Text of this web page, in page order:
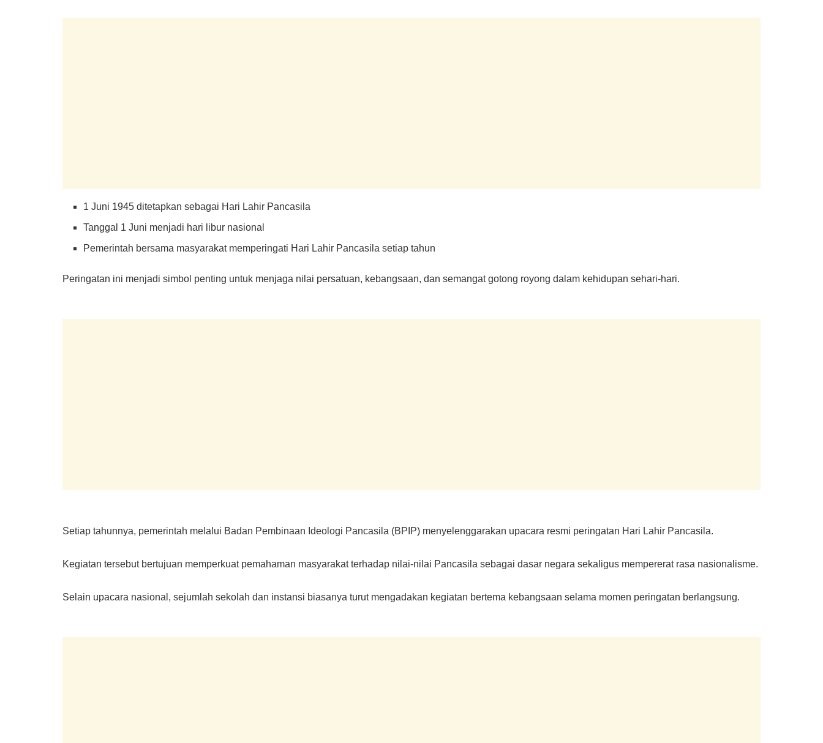
1 Juni 1945 ditetapkan sebagai Hari Lahir Pancasila
Tanggal 1 Juni menjadi hari libur nasional
Pemerintah bersama masyarakat memperingati Hari Lahir Pancasila setiap tahun
Peringatan ini menjadi simbol penting untuk menjaga nilai persatuan, kebangsaan, dan semangat gotong royong dalam kehidupan sehari-hari.
Setiap tahunnya, pemerintah melalui Badan Pembinaan Ideologi Pancasila (BPIP) menyelenggarakan upacara resmi peringatan Hari Lahir Pancasila.
Kegiatan tersebut bertujuan memperkuat pemahaman masyarakat terhadap nilai-nilai Pancasila sebagai dasar negara sekaligus mempererat rasa nasionalisme.
Selain upacara nasional, sejumlah sekolah dan instansi biasanya turut mengadakan kegiatan bertema kebangsaan selama momen peringatan berlangsung.